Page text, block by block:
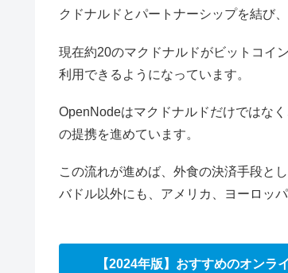
クドナルドとパートナーシップを結び
現在約20のマクドナルドがビットコイ
利用できるようになっています。
OpenNodeはマクドナルドだけではな
の提携を進めています。
この流れが進めば、外食の決済手段と
バドル以外にも、アメリカ、ヨーロッ
【2024年版】おすすめのオンラ